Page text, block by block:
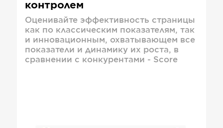
контролем
Оценивайте эффективность страницы
как по классическим показателям, так
и инновационным, охватывающем все
показатели и динамику их роста, в
сравнении с конкурентами - Score